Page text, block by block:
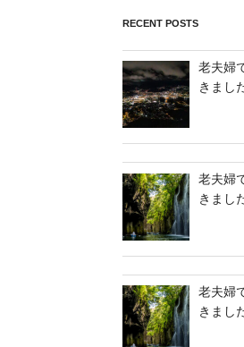
RECENT POSTS
老夫婦
きまし
老夫婦
きまし
老夫婦
きまし